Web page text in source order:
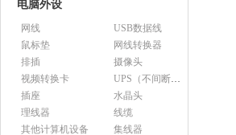
电脑外设
网线
USB数据线
鼠标垫
网线转换器
排插
摄像头
视频转换卡
UPS（不间断电源）
插座
水晶头
理线器
线缆
其他计算机设备
集线器